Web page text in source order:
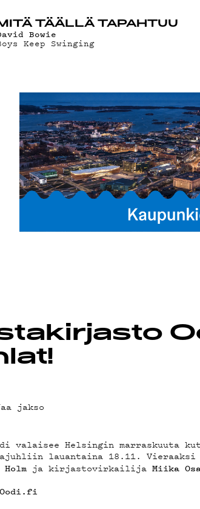
TÄÄLLÄ TAPAHTUU
Bowie
Keep Swinging
jakso
valaisee Helsingin marraskuuta
lauantaina 18.11. Vieraaksi
ja kirjastovirkailijaMiika
Oodi.fi